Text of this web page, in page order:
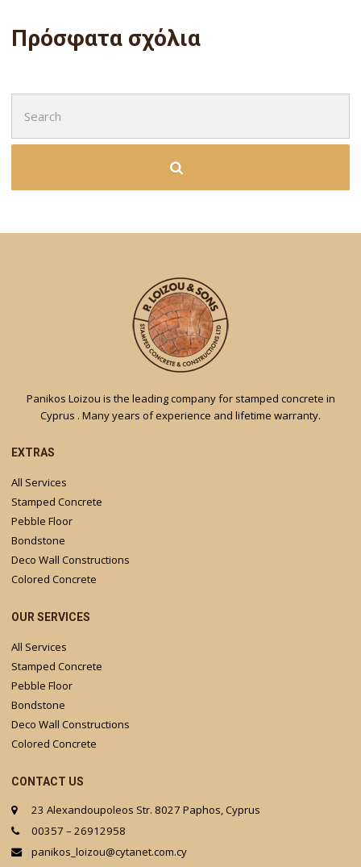
Πρόσφατα σχόλια
for:
Panikos Loizou is the leading company for stamped concrete in
Cyprus . Many years of experience and lifetime warranty.
EXTRAS
All Services
Stamped Concrete
Pebble Floor
Bondstone
Deco Wall Constructions
Colored Concrete
OUR SERVICES
All Services
Stamped Concrete
Pebble Floor
Bondstone
Deco Wall Constructions
Colored Concrete
CONTACT US
23 Alexandoupoleos Str. 8027 Paphos, Cyprus
00357 – 26912958
panikos_loizou@cytanet.com.cy